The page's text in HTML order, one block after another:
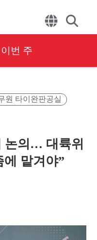
이번 주
원 타이완판공실
논의… 대륙위
에 맡겨야”